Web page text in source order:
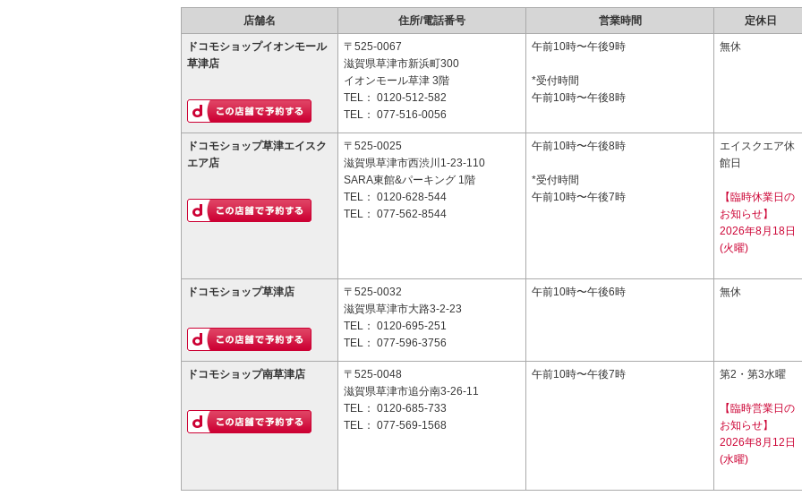
店舗名 住所/電話番号 営業時間 定休日
ドコモショップイオンモール
草津店
〒525-0067
滋賀県草津市新浜町300
イオンモール草津 3階
TEL： 0120-512-582
TEL： 077-516-0056
午前10時〜午後9時
*受付時間
午前10時〜午後8時
無休
ドコモショップ草津エイスク
エア店
〒525-0025
滋賀県草津市西渋川1-23-110
SARA東館&パーキング 1階
TEL： 0120-628-544
TEL： 077-562-8544
午前10時〜午後8時
*受付時間
午前10時〜午後7時
エイスクエア休
館日
【臨時休業日の
お知らせ】
2026年8月18日
(火曜)
ドコモショップ草津店
〒525-0032
滋賀県草津市大路3-2-23
TEL： 0120-695-251
TEL： 077-596-3756
午前10時〜午後6時 無休
ドコモショップ南草津店
〒525-0048
滋賀県草津市追分南3-26-11
TEL： 0120-685-733
TEL： 077-569-1568
午前10時〜午後7時 第2・第3水曜
【臨時営業日の
お知らせ】
2026年8月12日
(水曜)